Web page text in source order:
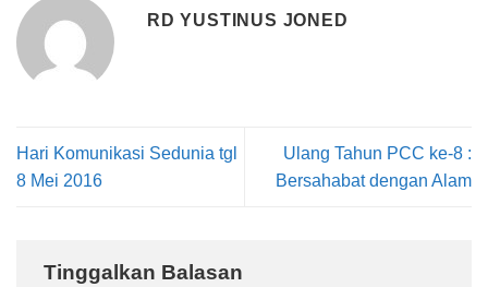
RD YUSTINUS JONED
Hari Komunikasi Sedunia tgl
8 Mei 2016
Ulang Tahun PCC ke-8 :
Bersahabat dengan Alam
Tinggalkan Balasan